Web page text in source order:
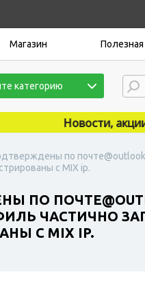
Магазин
категорию
Новости, акции,
по
с MIX ip.
ПО
ЧАСТИЧНО
С MIX IP.